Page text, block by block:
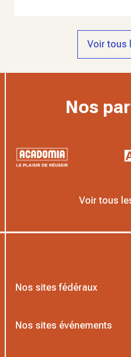
Voir tous
Nos
Voir tous
Nos sites fédéraux
Nos sites événements